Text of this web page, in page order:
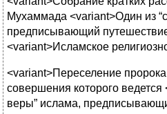
Мухаммада <variant>Один из
предписывающий
<variant>Исламское
<variant>Переселение
совершения которого ведется
веры” ислама,